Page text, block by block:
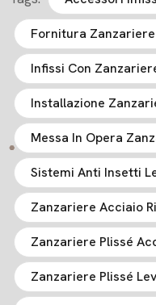
Fornitura Zanzariere
Infissi Con
Installazione
Messa In Opera
Sistemi Anti Insetti
Zanzariere Acciaio
Zanzariere Plissé
Zanzariere Plissé